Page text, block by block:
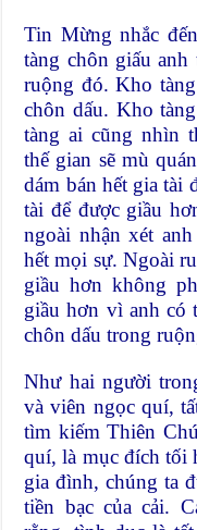
Tin Mừng nhắc
tàng chôn giấu
ruộng đó. Kho
chôn dấu. Kho
tàng ai cũng nhìn
thế gian sẽ mù
dám bán hết gia tài
tài để được giầu
ngoài nhận xét
hết mọi sự. Ngoài
giầu hơn không
giầu hơn vì anh có
chôn dấu trong
Như hai người
và viên ngọc quí,
tìm kiếm Thiên
quí, là mục đích tối
gia đình, chúng ta
tiền bạc của cải.